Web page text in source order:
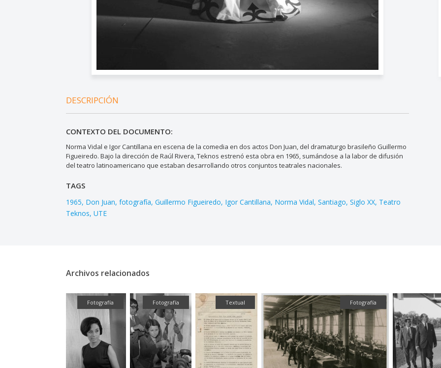
DESCRIPCIÓN
CONTEXTO DEL DOCUMENTO:
Norma Vidal e Igor Cantillana en escena de la comedia en dos actos Don Juan, del dramaturgo brasileño Guillermo
Figueiredo. Bajo la dirección de Raúl Rivera, Teknos estrenó esta obra en 1965, sumándose a la labor de difusión
del teatro latinoamericano que estaban desarrollando otros conjuntos teatrales nacionales.
TAGS
1965 Don Juan fotografía Guillermo Figueiredo Igor Cantillana Norma Vidal Santiago Siglo XX Teatro
Teknos UTE
Archivos relacionados
Fotografía Fotografía Textual Fotografía